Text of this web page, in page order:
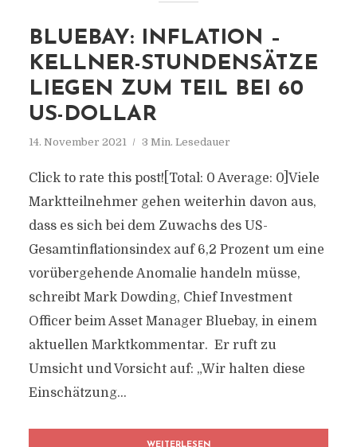
BLUEBAY: INFLATION –
KELLNER-STUNDENSÄTZE
LIEGEN ZUM TEIL BEI 60
US-DOLLAR
14. November 2021 3 Min. Lesedauer
Click to rate this post![Total: 0 Average: 0]Viele
Marktteilnehmer gehen weiterhin davon aus,
dass es sich bei dem Zuwachs des US-
Gesamtinflationsindex auf 6,2 Prozent um eine
vorübergehende Anomalie handeln müsse,
schreibt Mark Dowding, Chief Investment
Officer beim Asset Manager Bluebay, in einem
aktuellen Marktkommentar. Er ruft zu
Umsicht und Vorsicht auf: „Wir halten diese
Einschätzung...
WEITERLESEN